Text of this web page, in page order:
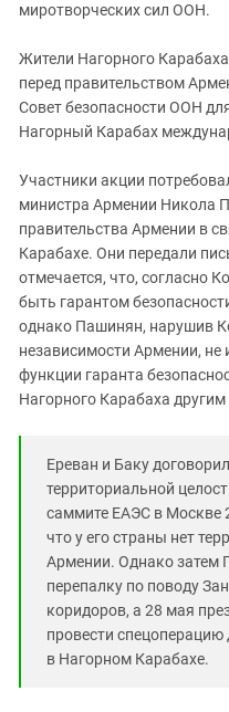
миротворческих сил ООН.
Жители Нагорного
перед правительством
Совет безопасности ООН
Нагорный Карабах
Участники акции
министра Армении Никола
правительства Армении в
Карабахе. Они передали
отмечается, что, согласно
быть гарантом
однако Пашинян, нарушив
независимости Армении, не
функции гаранта
Нагорного Карабаха
Ереван и Баку
территориальной
саммите ЕАЭС в Москве
что у его страны нет
Армении. Однако затем
перепалку по поводу
коридоров, а 28 мая
провести спецоперацию
в Нагорном Карабахе.